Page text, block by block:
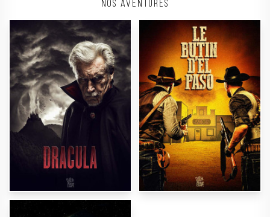
Nos aventures